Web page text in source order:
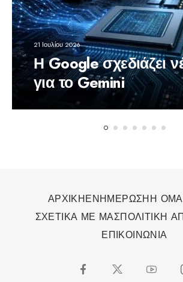
21 Ιουλίου 2026
Η Google σχεδιάζει
για το Gemini
ΑΡΧΙΚΗΕΝΗΜΕΡΩΣΗΗ
ΣΧΕΤΙΚΑ ΜΕ ΜΑΣΠΟΛΙΤΙΚΗ
ΕΠΙΚΟΙΝΩΝΙΑ